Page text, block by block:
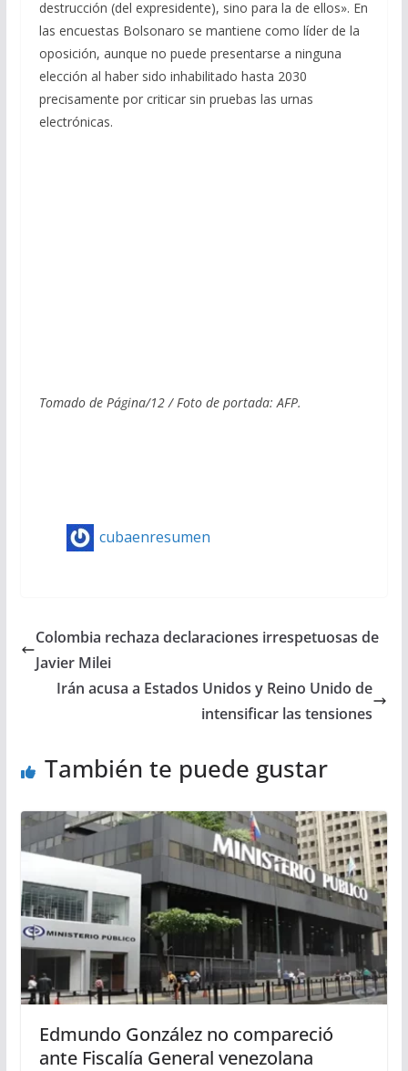
destrucción (del expresidente), sino para la de ellos». En
las encuestas Bolsonaro se mantiene como líder de la
oposición, aunque no puede presentarse a ninguna
elección al haber sido inhabilitado hasta 2030
precisamente por criticar sin pruebas las urnas
electrónicas.
Tomado de Página/12 / Foto de portada: AFP.
cubaenresumen
Colombia rechaza declaraciones irrespetuosas de
Javier Milei
Irán acusa a Estados Unidos y Reino Unido de
intensificar las tensiones
También te puede gustar
Edmundo González no compareció
ante Fiscalía General venezolana